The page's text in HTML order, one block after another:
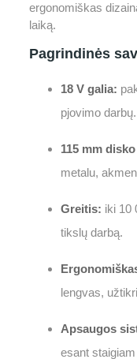
ergonomiškas
laiką.
Pagrindinės
18 V galia:
pjovimo darbų.
115 mm
metalu,
Greitis: iki 10
tikslų darbą.
lengvas,
Apsaugos
esant